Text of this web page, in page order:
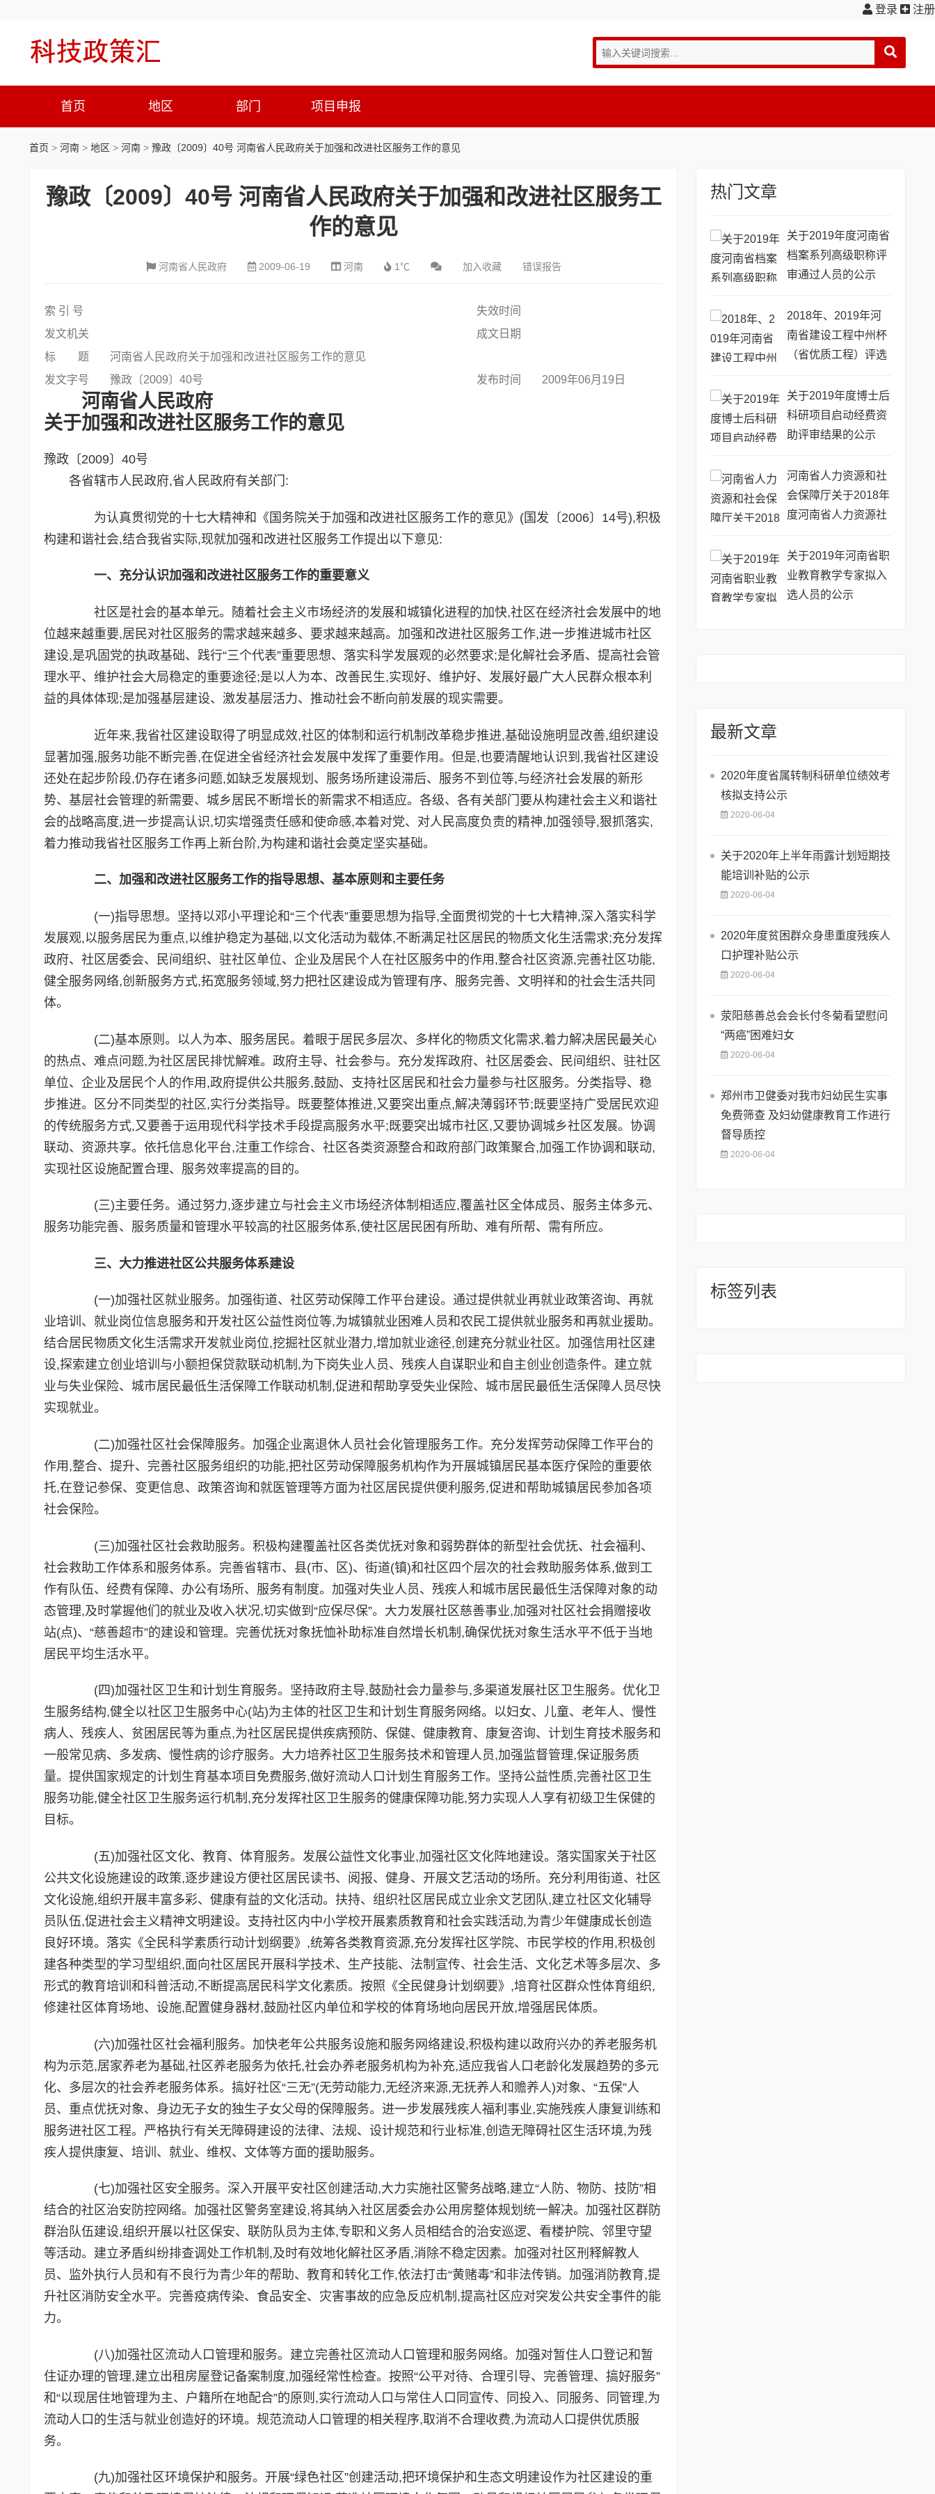
登录 注册
首页 地区 部门 项目申报
首页 > 河南 > 地区 > 河南 > 豫政〔2009〕40号 河南省人民政府关于加强和改进社区服务工作的意见
豫政〔2009〕40号 河南省人民政府关于加强和改进社区服务工
作的意见
河南省人民政府 2009-06-19 河南 1℃ 加入收藏 错误报告
索 引 号
失效时间
发文机关
成文日期
标 题
河南省人民政府关于加强和改进社区服务工作的意见
发文字号
豫政〔2009〕40号 发布时间 2009年06月19日
河南省人民政府
关于加强和改进社区服务工作的意见
豫政〔2009〕40号
各省辖市人民政府,省人民政府有关部门:
为认真贯彻党的十七大精神和《国务院关于加强和改进社区服务工作的意见》(国发〔2006〕14号),积极
构建和谐社会,结合我省实际,现就加强和改进社区服务工作提出以下意见:
一、充分认识加强和改进社区服务工作的重要意义
社区是社会的基本单元。随着社会主义市场经济的发展和城镇化进程的加快,社区在经济社会发展中的地
位越来越重要,居民对社区服务的需求越来越多、要求越来越高。加强和改进社区服务工作,进一步推进城市社区
建设,是巩固党的执政基础、践行“三个代表”重要思想、落实科学发展观的必然要求;是化解社会矛盾、提高社会管
理水平、维护社会大局稳定的重要途径;是以人为本、改善民生,实现好、维护好、发展好最广大人民群众根本利
益的具体体现;是加强基层建设、激发基层活力、推动社会不断向前发展的现实需要。
近年来,我省社区建设取得了明显成效,社区的体制和运行机制改革稳步推进,基础设施明显改善,组织建设
显著加强,服务功能不断完善,在促进全省经济社会发展中发挥了重要作用。但是,也要清醒地认识到,我省社区建设
还处在起步阶段,仍存在诸多问题,如缺乏发展规划、服务场所建设滞后、服务不到位等,与经济社会发展的新形
势、基层社会管理的新需要、城乡居民不断增长的新需求不相适应。各级、各有关部门要从构建社会主义和谐社
会的战略高度,进一步提高认识,切实增强责任感和使命感,本着对党、对人民高度负责的精神,加强领导,狠抓落实,
着力推动我省社区服务工作再上新台阶,为构建和谐社会奠定坚实基础。
二、加强和改进社区服务工作的指导思想、基本原则和主要任务
(一)指导思想。坚持以邓小平理论和“三个代表”重要思想为指导,全面贯彻党的十七大精神,深入落实科学
发展观,以服务居民为重点,以维护稳定为基础,以文化活动为载体,不断满足社区居民的物质文化生活需求;充分发挥
政府、社区居委会、民间组织、驻社区单位、企业及居民个人在社区服务中的作用,整合社区资源,完善社区功能,
健全服务网络,创新服务方式,拓宽服务领域,努力把社区建设成为管理有序、服务完善、文明祥和的社会生活共同
体。
(二)基本原则。以人为本、服务居民。着眼于居民多层次、多样化的物质文化需求,着力解决居民最关心
的热点、难点问题,为社区居民排忧解难。政府主导、社会参与。充分发挥政府、社区居委会、民间组织、驻社区
单位、企业及居民个人的作用,政府提供公共服务,鼓励、支持社区居民和社会力量参与社区服务。分类指导、稳
步推进。区分不同类型的社区,实行分类指导。既要整体推进,又要突出重点,解决薄弱环节;既要坚持广受居民欢迎
的传统服务方式,又要善于运用现代科学技术手段提高服务水平;既要突出城市社区,又要协调城乡社区发展。协调
联动、资源共享。依托信息化平台,注重工作综合、社区各类资源整合和政府部门政策聚合,加强工作协调和联动,
实现社区设施配置合理、服务效率提高的目的。
(三)主要任务。通过努力,逐步建立与社会主义市场经济体制相适应,覆盖社区全体成员、服务主体多元、
服务功能完善、服务质量和管理水平较高的社区服务体系,使社区居民困有所助、难有所帮、需有所应。
三、大力推进社区公共服务体系建设
(一)加强社区就业服务。加强街道、社区劳动保障工作平台建设。通过提供就业再就业政策咨询、再就
业培训、就业岗位信息服务和开发社区公益性岗位等,为城镇就业困难人员和农民工提供就业服务和再就业援助。
结合居民物质文化生活需求开发就业岗位,挖掘社区就业潜力,增加就业途径,创建充分就业社区。加强信用社区建
设,探索建立创业培训与小额担保贷款联动机制,为下岗失业人员、残疾人自谋职业和自主创业创造条件。建立就
业与失业保险、城市居民最低生活保障工作联动机制,促进和帮助享受失业保险、城市居民最低生活保障人员尽快
实现就业。
(二)加强社区社会保障服务。加强企业离退休人员社会化管理服务工作。充分发挥劳动保障工作平台的
作用,整合、提升、完善社区服务组织的功能,把社区劳动保障服务机构作为开展城镇居民基本医疗保险的重要依
托,在登记参保、变更信息、政策咨询和就医管理等方面为社区居民提供便利服务,促进和帮助城镇居民参加各项
社会保险。
(三)加强社区社会救助服务。积极构建覆盖社区各类优抚对象和弱势群体的新型社会优抚、社会福利、
社会救助工作体系和服务体系。完善省辖市、县(市、区)、街道(镇)和社区四个层次的社会救助服务体系,做到工
作有队伍、经费有保障、办公有场所、服务有制度。加强对失业人员、残疾人和城市居民最低生活保障对象的动
态管理,及时掌握他们的就业及收入状况,切实做到“应保尽保”。大力发展社区慈善事业,加强对社区社会捐赠接收
站(点)、“慈善超市”的建设和管理。完善优抚对象抚恤补助标准自然增长机制,确保优抚对象生活水平不低于当地
居民平均生活水平。
(四)加强社区卫生和计划生育服务。坚持政府主导,鼓励社会力量参与,多渠道发展社区卫生服务。优化卫
生服务结构,健全以社区卫生服务中心(站)为主体的社区卫生和计划生育服务网络。以妇女、儿童、老年人、慢性
病人、残疾人、贫困居民等为重点,为社区居民提供疾病预防、保健、健康教育、康复咨询、计划生育技术服务和
一般常见病、多发病、慢性病的诊疗服务。大力培养社区卫生服务技术和管理人员,加强监督管理,保证服务质
量。提供国家规定的计划生育基本项目免费服务,做好流动人口计划生育服务工作。坚持公益性质,完善社区卫生
服务功能,健全社区卫生服务运行机制,充分发挥社区卫生服务的健康保障功能,努力实现人人享有初级卫生保健的
目标。
(五)加强社区文化、教育、体育服务。发展公益性文化事业,加强社区文化阵地建设。落实国家关于社区
公共文化设施建设的政策,逐步建设方便社区居民读书、阅报、健身、开展文艺活动的场所。充分利用街道、社区
文化设施,组织开展丰富多彩、健康有益的文化活动。扶持、组织社区居民成立业余文艺团队,建立社区文化辅导
员队伍,促进社会主义精神文明建设。支持社区内中小学校开展素质教育和社会实践活动,为青少年健康成长创造
良好环境。落实《全民科学素质行动计划纲要》,统筹各类教育资源,充分发挥社区学院、市民学校的作用,积极创
建各种类型的学习型组织,面向社区居民开展科学技术、生产技能、法制宣传、社会生活、文化艺术等多层次、多
形式的教育培训和科普活动,不断提高居民科学文化素质。按照《全民健身计划纲要》,培育社区群众性体育组织,
修建社区体育场地、设施,配置健身器材,鼓励社区内单位和学校的体育场地向居民开放,增强居民体质。
(六)加强社区社会福利服务。加快老年公共服务设施和服务网络建设,积极构建以政府兴办的养老服务机
构为示范,居家养老为基础,社区养老服务为依托,社会办养老服务机构为补充,适应我省人口老龄化发展趋势的多元
化、多层次的社会养老服务体系。搞好社区“三无”(无劳动能力,无经济来源,无抚养人和赡养人)对象、“五保”人
员、重点优抚对象、身边无子女的独生子女父母的保障服务。进一步发展残疾人福利事业,实施残疾人康复训练和
服务进社区工程。严格执行有关无障碍建设的法律、法规、设计规范和行业标准,创造无障碍社区生活环境,为残
疾人提供康复、培训、就业、维权、文体等方面的援助服务。
(七)加强社区安全服务。深入开展平安社区创建活动,大力实施社区警务战略,建立“人防、物防、技防”相
结合的社区治安防控网络。加强社区警务室建设,将其纳入社区居委会办公用房整体规划统一解决。加强社区群防
群治队伍建设,组织开展以社区保安、联防队员为主体,专职和义务人员相结合的治安巡逻、看楼护院、邻里守望
等活动。建立矛盾纠纷排查调处工作机制,及时有效地化解社区矛盾,消除不稳定因素。加强对社区刑释解教人
员、监外执行人员和有不良行为青少年的帮助、教育和转化工作,依法打击“黄赌毒”和非法传销。加强消防教育,提
升社区消防安全水平。完善疫病传染、食品安全、灾害事故的应急反应机制,提高社区应对突发公共安全事件的能
力。
(八)加强社区流动人口管理和服务。建立完善社区流动人口管理和服务网络。加强对暂住人口登记和暂
住证办理的管理,建立出租房屋登记备案制度,加强经常性检查。按照“公平对待、合理引导、完善管理、搞好服务”
和“以现居住地管理为主、户籍所在地配合”的原则,实行流动人口与常住人口同宣传、同投入、同服务、同管理,为
流动人口的生活与就业创造好的环境。规范流动人口管理的相关程序,取消不合理收费,为流动人口提供优质服
务。
(九)加强社区环境保护和服务。开展“绿色社区”创建活动,把环境保护和生态文明建设作为社区建设的重
热门文章
关于2019年度河南省
档案系列高级职称评
审通过人员的公示
2018年、2019年河
南省建设工程中州杯
（省优质工程）评选
关于2019年度博士后
科研项目启动经费资
助评审结果的公示
河南省人力资源和社
会保障厅关于2018年
度河南省人力资源社
的通报
关于2019年河南省职
业教育教学专家拟入
选人员的公示
最新文章
2020年度省属转制科研单位绩效考
核拟支持公示
2020-06-04
关于2020年上半年雨露计划短期技
能培训补贴的公示
2020-06-04
2020年度贫困群众身患重度残疾人
口护理补贴公示
2020-06-04
荥阳慈善总会会长付冬菊看望慰问
“两癌”困难妇女
2020-06-04
郑州市卫健委对我市妇幼民生实事
免费筛查 及妇幼健康教育工作进行
督导质控
2020-06-04
标签列表